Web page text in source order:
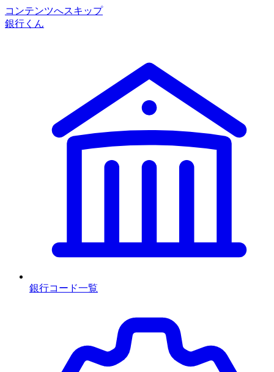
コンテンツへスキップ
銀行くん
銀行コード一覧